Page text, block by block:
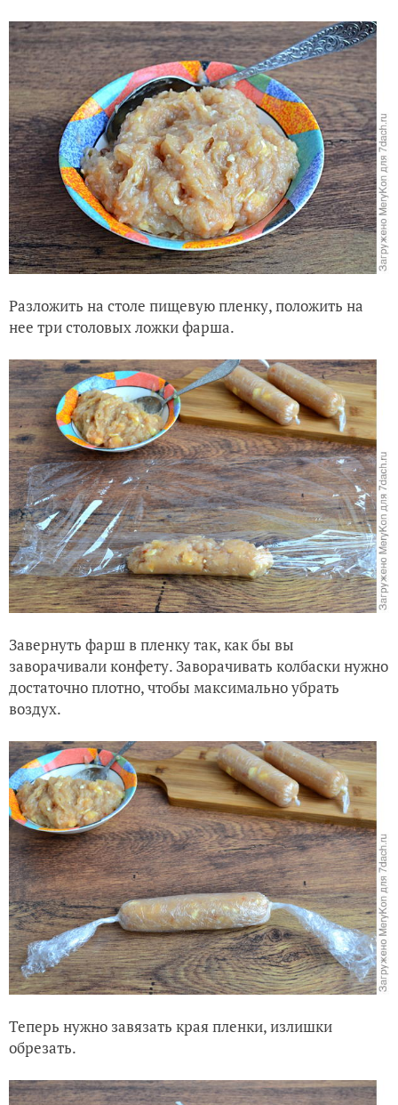
Разложить на столе пищевую пленку, положить на
нее три столовых ложки фарша.
Завернуть фарш в пленку так, как бы вы
заворачивали конфету. Заворачивать колбаски нужно
достаточно плотно, чтобы максимально убрать
воздух.
Теперь нужно завязать края пленки, излишки
обрезать.